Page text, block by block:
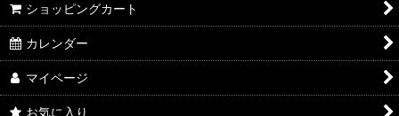
ショッピングカート
カレンダー
マイページ
お気に入り